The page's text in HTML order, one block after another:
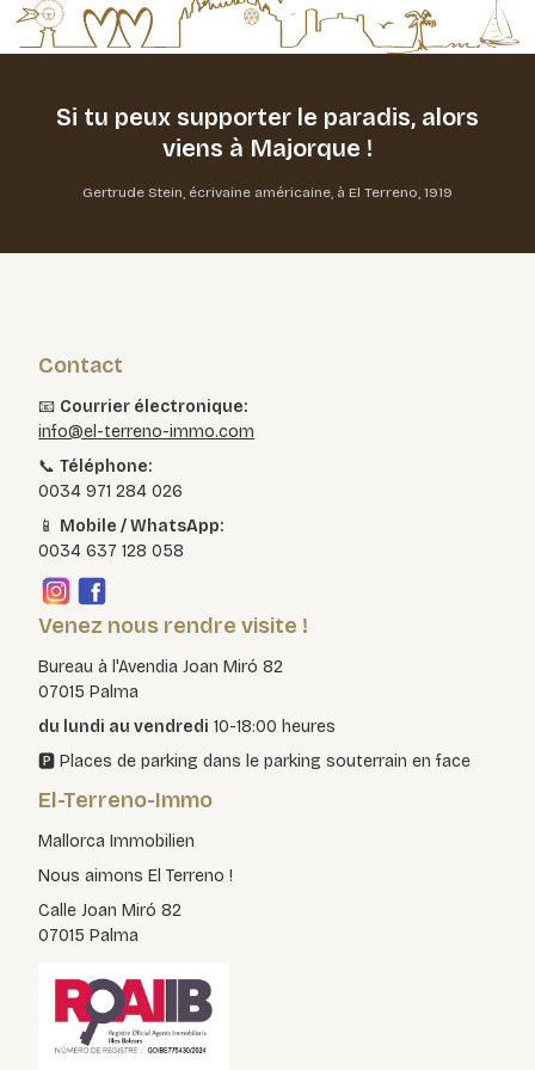
Si tu peux supporter le paradis,alors
viens à Majorque !
Gertrude Stein, écrivaine américaine, à El Terreno, 1919
Contact
📧 Courrier électronique:
info@el-terreno-immo.com
📞Téléphone:
0034 971 284 026
📱 Mobile / WhatsApp:
0034 637 128 058
Venez nous rendre visite !
Bureau à l'Avendia Joan Miró 82
07015 Palma
du lundi au vendredi 10-18:00 heures
🅿️ Places de parking dans le parking souterrain en face
El-Terreno-Immo
Mallorca Immobilien
Nous aimons El Terreno !
Calle Joan Miró 82
07015 Palma